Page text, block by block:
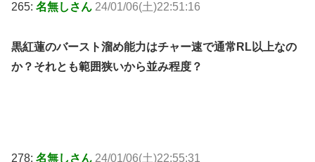
265: 名無しさん 24/01/06(土)22:51:16
黒紅蓮のバースト溜め能力はチャー速で通常RL以上なの
か？それとも範囲狭いから並み程度？
278: 名無しさん 24/01/06(土)22:55:31